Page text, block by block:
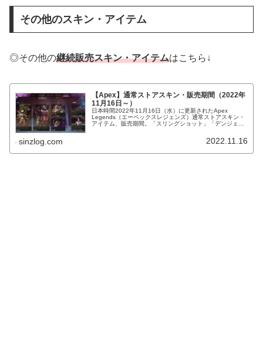
その他のスキン・アイテム
◎その他の継続販売スキン・アイテムはこちら↓
【Apex】通常ストアスキン・販売期間（2022年
11月16日～）
日本時間2022年11月16日（水）に更新されたApex
Legends（エーペックスレジェンズ）通常ストアスキン・
アイテム、販売期間。「スリングショット」「デンジェラ
sinzlog.com 2022.11.16